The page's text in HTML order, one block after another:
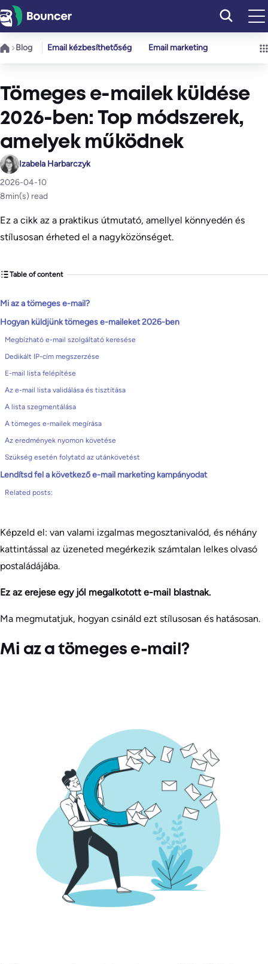
Ugrás
a
tartalomhoz
Blog Email kézbesíthetőség Email marketing
Tömeges e-mailek küldése
2026-ben: Top módszerek,
amelyek működnek
Izabela Harbarczyk
2026-04-10
8min(s) read
Ez a cikk az a praktikus útmutató, amellyel könnyedén és
stílusosan érheted el a nagyközönséget.
Table of content
Mi az a tömeges e-mail?
Hogyan küldjünk tömeges e-maileket 2026-ben
Megbízható e-mail szolgáltató keresése
Dedikált IP-cím megszerzése
E-mail lista felépítése
Az e-mail lista validálása és tisztítása
A lista szegmentálása
A tömeges e-mailek megírása
Az eredmények nyomon követése
Szükség esetén folytatd az utánkövetést
Lendítsd fel a következő e-mail marketing kampányodat
Related posts:
Képzeld el: van valami izgalmas megosztanivalód, és néhány
kattintással az üzeneted megérkezik számtalan lelkes olvasó
postaládájába.
Ez az erejese egy jól megalkotott e-mail blastnak.
Ma megmutatjuk, hogyan csináld ezt stílusosan és hatásosan.
Mi az a tömeges e-mail?